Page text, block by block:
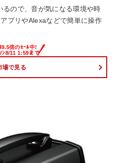
ので、音が気になる環境や時
プリやAlexaなどで簡単に操作
場で見る